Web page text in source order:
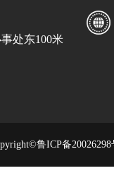
处东100米
鲁ICP备20026298